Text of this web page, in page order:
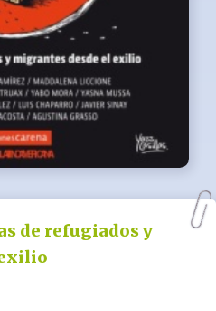
de refugiados y